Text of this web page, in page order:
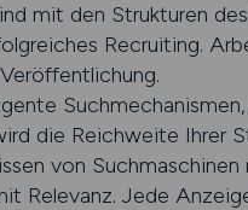
mit den Strukturen
Recruiting.
die Reichweite Ihrer
von
Relevanz. Jede